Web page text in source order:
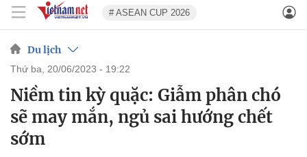
# ASEAN CUP 2026
Du lịch
thứ ba, 20/06/2023 - 19:22
Niềm tin kỳ quặc: Giẫm phân chó
sẽ may mắn, ngủ sai hướng chết
sớm